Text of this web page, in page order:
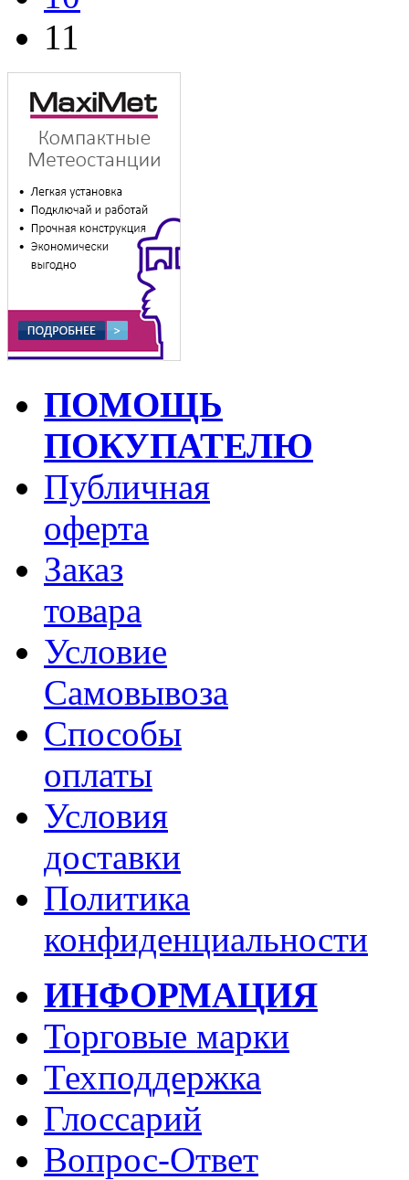
11
ПОМОЩЬ
ПОКУПАТЕЛЮ
Публичная
оферта
Заказ
товара
Условие
Самовывоза
Способы
оплаты
Условия
доставки
Политика
конфиденциальности
ИНФОРМАЦИЯ
Торговые марки
Техподдержка
Глоссарий
Вопрос-Ответ